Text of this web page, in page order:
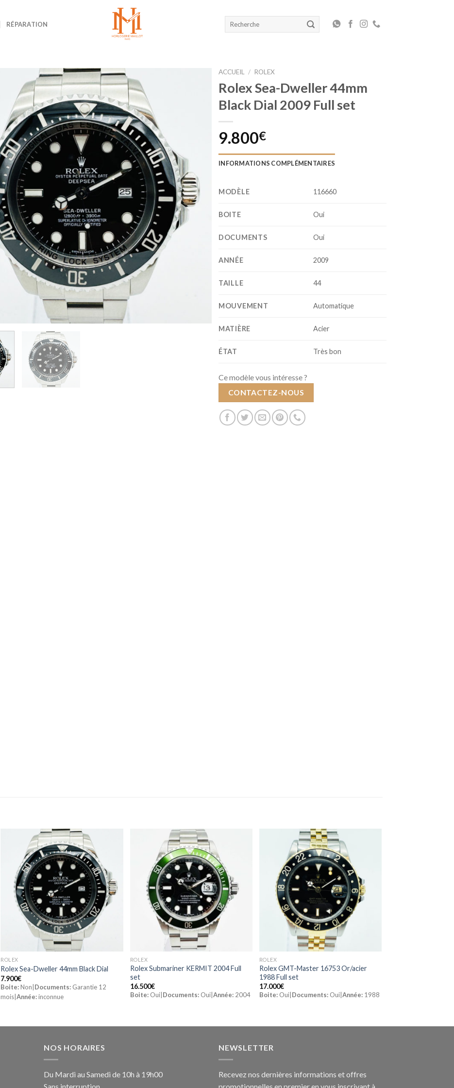
RÉPARATION
Recherche
ACCUEIL / ROLEX
Rolex Sea-Dweller 44mm
Black Dial 2009 Full set
9.800€
INFORMATIONS COMPLÉMENTAIRES
MODÈLE 116660
BOITE Oui
DOCUMENTS Oui
ANNÉE 2009
TAILLE 44
MOUVEMENT Automatique
MATIÈRE Acier
ÉTAT Très bon
Ce modèle vous intéresse ?
CONTACTEZ-NOUS
ROLEX
Rolex Sea-Dweller 44mm Black Dial
7.900€
Boite:Non|Documents: Garantie 12
mois|Année:inconnue
ROLEX
Rolex Submariner KERMIT 2004 Full
set
16.500€
Boite:Oui| Documents:Oui| Année:2004
ROLEX
Rolex GMT-Master 16753 Or/acier
1988 Full set
17.000€
Boite:Oui| Documents:Oui| Année:1988
NOS HORAIRES
Du Mardi au Samedi de 10h à 19h00
NEWSLETTER
Recevez nos dernières informations et offres